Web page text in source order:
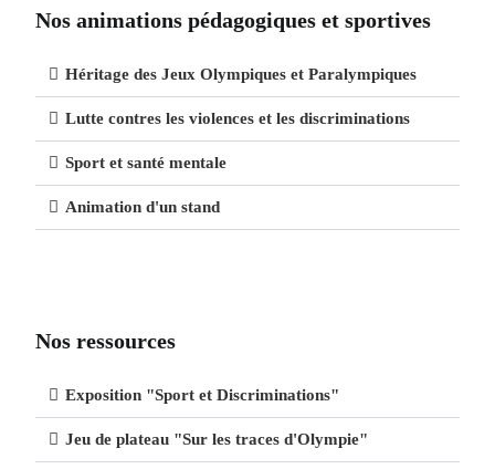
Nos animations pédagogiques et sportives
Héritage des Jeux Olympiques et Paralympiques
Lutte contres les violences et les discriminations
Sport et santé mentale
Animation d'un stand
Nos ressources
Exposition "Sport et Discriminations"
Jeu de plateau "Sur les traces d'Olympie"